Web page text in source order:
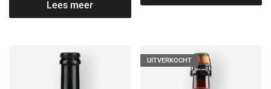
Lees meer
UITVERKOCHT